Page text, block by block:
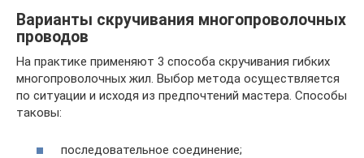
Варианты скручивания многопроволочных
проводов
На практике применяют 3 способа скручивания гибких
многопроволочных жил. Выбор метода осуществляется
по ситуации и исходя из предпочтений мастера. Способы
таковы:
последовательное соединение;